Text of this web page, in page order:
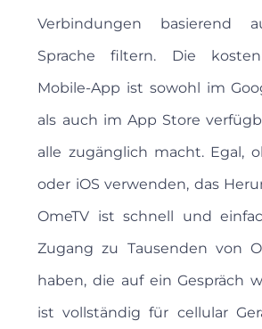
Verbindungen basierend
Sprache filtern. Die
Mobile-App ist sowohl im
als auch im App Store
alle zugänglich macht. Egal,
oder iOS verwenden, das
OmeTV ist schnell und
Zugang zu Tausenden von
haben, die auf ein Gespräch
ist vollständig für cellular